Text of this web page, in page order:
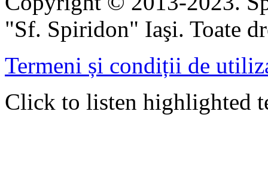
"Sf. Spiridon" Iaşi. Toate
Termeni și condiții de
Click to listen highlighted